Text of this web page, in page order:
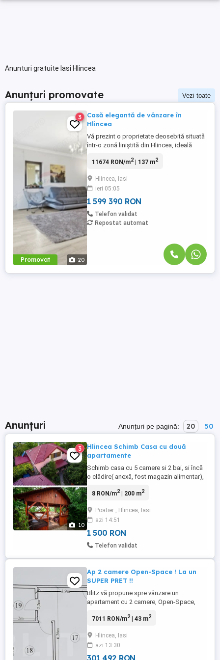
Anunturi gratuite Iasi Hlincea
Anunțuri promovate Vezi toate
Promovat 20
3
Casă elegantă de vânzare în
Hlincea
Vă prezint o proprietate deosebită situată
într-o zonă liniștită din Hlincea, ideală
spațiu generos și intimitate, dar în același
compartimentată inteligent, oferind un
echilibru perfect între zona de zi și spațiile
destinate ...
11674 RON/m2| 137 m2
Hlincea, Iasi
ieri 05:05
1 599 390 RON
Telefon validat
Repostat automat
Anunțuri Anunțuri pe pagină: 20 50
10
3
Hlincea Schimb Casa cu două
apartamente
Schimb casa cu 5 camere si 2 bai, si încă
o clădire( anexă, fost magazin alimentar),
3 camere in Iași, iar celalalt poate fi si într-
la telefon sau la fața locului!
8 RON/m2| 200 m2
Poatier , Hlincea, Iasi
azi 14:51
1 500 RON
Telefon validat
Ap 2 camere Open-Space ! La un
SUPER PRET !!
Blitz vă propune spre vânzare un
apartament cu 2 camere, Open-Space,
zona Hlincea, o zonă liniștită și în plină
finalizat / construcție nouă Finisaje: de
calitate superioară Băi: complet echipate
cu obiecte sanitare ...
7011 RON/m2| 43 m2
Hlincea, Iasi
azi 13:30
301 492 RON